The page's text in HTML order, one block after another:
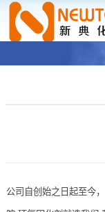
公司自创始之日起至今